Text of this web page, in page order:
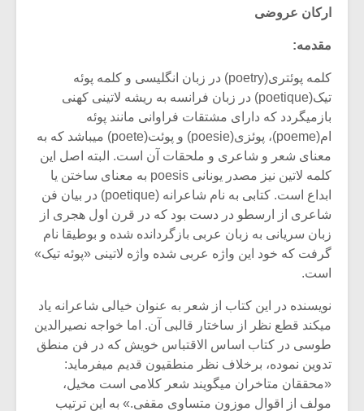
ارکان عروضی
مقدمه:
کلمه پوئتری(poetry) در زبان انگلیسی و کلمه پوئه
تیک(poetique) در زبان فرانسه به ریشه لاتینی کهنی
بازمیگردد که دارای مشتقات فراوانی مانند پوئه
ام(poeme)، پوئزی(poesie) و پوئت(poete) میباشد که به
معنای شعر و شاعری و ملحقات آن است. البته اصل این
کلمه لاتین نیز مصدر یونانی poesis به معنای ساختن یا
ابداع است. کتابی به نام شاعرانه (poetique) در بیان فن
شاعری از ارسطو در دست بود که در قرن اول هجری از
زبان سریانی به زبان عربی بازگردانده شده و بوطیقا نام
گرفت که خود این واژه عربی شده واژه لاتینی «پوئه تیک»
است.
نویسنده در این کتاب از شعر به عنوان خیالی شاعرانه یاد
میکند قطع نظر از ساختار قالبی آن. اما خواجه نصیرالدین
طوسی در کتاب اساس الاقتباس خویش که در فن منطق
تدوین نموده، برخلاف نظر منطقیون قدیم میفرماید:
«محققان متاخران میگویند شعر کلامی است مخیل،
مولف از اقوال موزون متساوی مقفی.» به این ترتیب